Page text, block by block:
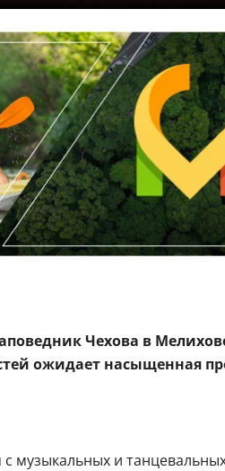
Чехова в
ожидает насыщенная
музыкальных и